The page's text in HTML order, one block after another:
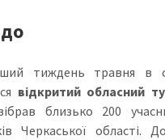
тиждень травня в
відкритий обласний
близько 200
Черкаської області.